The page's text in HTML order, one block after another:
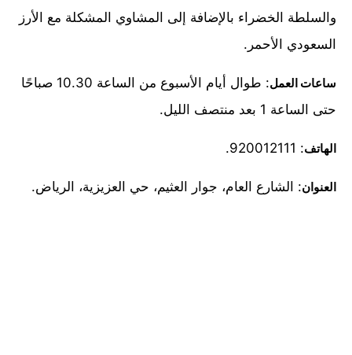
والسلطة الخضراء بالإضافة إلى المشاوي المشكلة مع الأرز
السعودي الأحمر.
ساعات العمل
: طوال أيام الأسبوع من الساعة 10.30 صباحًا
حتى الساعة 1 بعد منتصف الليل.
الهاتف: 920012111.
العنوان: الشارع العام، جوار العثيم، حي العزيزية، الرياض.